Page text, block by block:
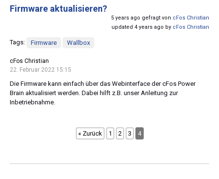
Firmware aktualisieren?
5 years ago gefragt von cFos Christian
updated 4 years ago by cFos Christian
Tags: Firmware Wallbox
cFos Christian
22. Februar 2022 15:15
Die Firmware kann einfach über das Webinterface der cFos Power
Brain aktualisiert werden. Dabei hilft z.B. unser Anleitung zur
Inbetriebnahme.
« Zurück 1 2 3 4